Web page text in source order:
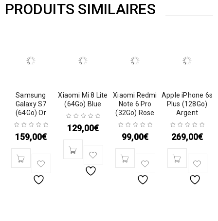
PRODUITS SIMILAIRES
Samsung
Galaxy S7
(64Go) Or
159,00€
Xiaomi Mi 8 Lite
(64Go) Blue
129,00€
Xiaomi Redmi
Note 6 Pro
(32Go) Rose
99,00€
Apple iPhone 6s
Plus (128Go)
Argent
269,00€